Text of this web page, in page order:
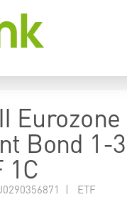
Eurozone
Bond 1-3
1C
| ETF